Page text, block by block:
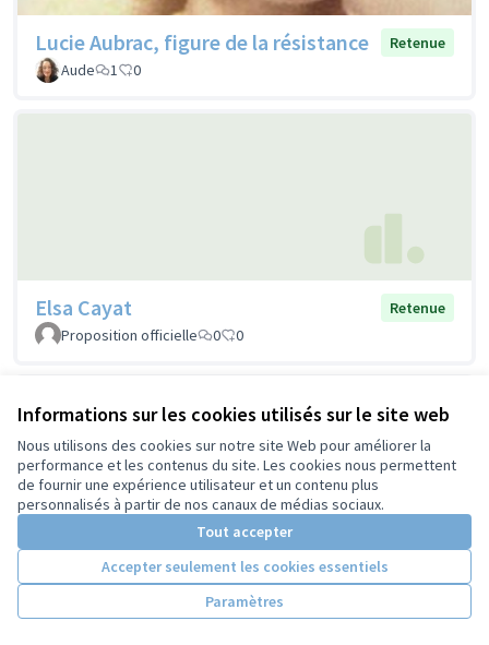
Informations sur les cookies utilisés sur le site web
Nous utilisons des cookies sur notre site Web pour améliorer la
performance et les contenus du site. Les cookies nous permettent
de fournir une expérience utilisateur et un contenu plus
personnalisés à partir de nos canaux de médias sociaux.
Tout accepter
Accepter seulement les cookies essentiels
Paramètres
Lucie Aubrac, figure de la résistance
Retenue
Aude
1 0
Elsa Cayat
Retenue
Proposition officielle
0 0